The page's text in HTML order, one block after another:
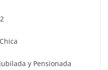
y Pensionada